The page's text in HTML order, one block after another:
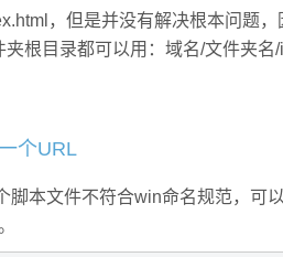
，但是并没有解决根本问题，
根目录都可以用：域名/文件夹名
个URL
本文件不符合win命名规范，可